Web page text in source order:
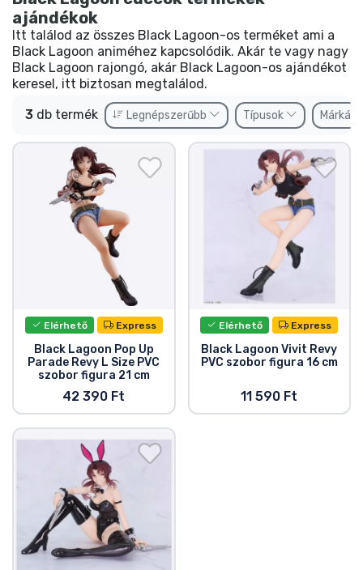
ajándékok
Itt találod az összes Black Lagoon-os terméket ami a
Black Lagoon animéhez kapcsolódik. Akár te vagy nagy
Black Lagoon rajongó, akár Black Lagoon-os ajándékot
keresel, itt biztosan megtalálod.
3 db termék Legnépszerűbb Típusok Márkák
Elérhető Express
Black Lagoon Pop Up
Parade Revy L Size PVC
szobor figura 21 cm
42 390 Ft
Elérhető Express
Black Lagoon Vivit Revy
PVC szobor figura 16 cm
11 590 Ft
Outlet cuccok
Ajándékkártya
Szállítás és fizetés
Sorozatos cuccok
Filmes cuccok
Mesés cuccok
Animés cuccok
Gamer cuccok
Sportos cuccok
Zenés cuccok
Terméktípusok
Márkák